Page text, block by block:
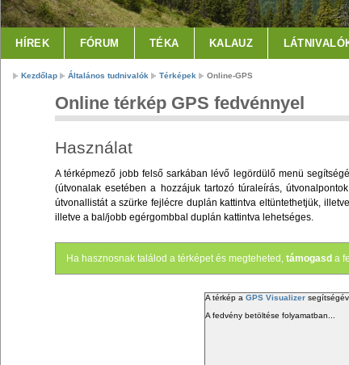
HÍREK FÓRUM TÉKA KALAUZ
Kezdőlap Általános tudnivalók Térképek Online-GPS
Online térkép GPS fedvénnyel
Használat
A térképmező jobb felső sarkában lévő legördülő menü
(útvonalak esetében a hozzájuk tartozó túraleírás,
útvonallistát a szürke fejlécre duplán kattintva eltüntethetjük,
illetve a bal/jobb egérgombbal duplán kattintva lehetséges.
Ha hasznosnak találod a térképet és megteheted,támogasd a
A térkép a GPS Visualizer
A fedvény betöltése folyamatban...